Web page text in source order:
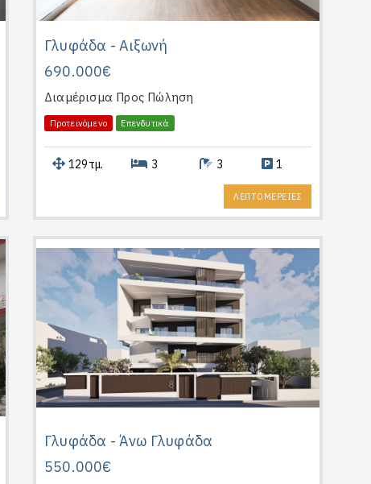
Γλυφάδα - Αιξωνή
690.000€
Διαμέρισμα Προς Πώληση
Προτεινόμενο Επενδυτικά
129τμ. 3 3 1
ΛΕΠΤΟΜΕΡΕΙΕΣ
Γλυφάδα - Άνω Γλυφάδα
550.000€